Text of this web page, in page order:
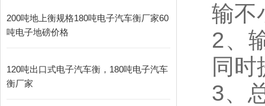
200吨地上衡规格180吨电子汽车衡厂家60
吨电子地磅价格
120吨出口式电子汽车衡，180吨电子汽车
衡厂家
输不
2、
同
3、